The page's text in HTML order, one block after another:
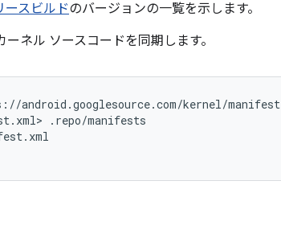
ースビルドのバージョンの一覧を示します。
ネル ソースコードを同期します。
android.googlesource.com/kernel/manifest
.repo/manifests